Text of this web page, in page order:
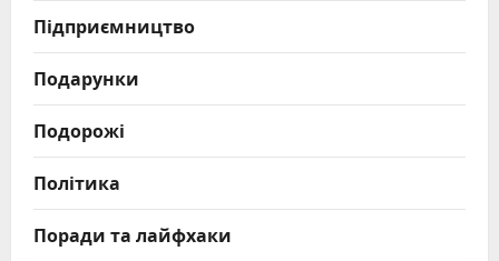
Підприємництво
Подарунки
Подорожі
Політика
Поради та лайфхаки